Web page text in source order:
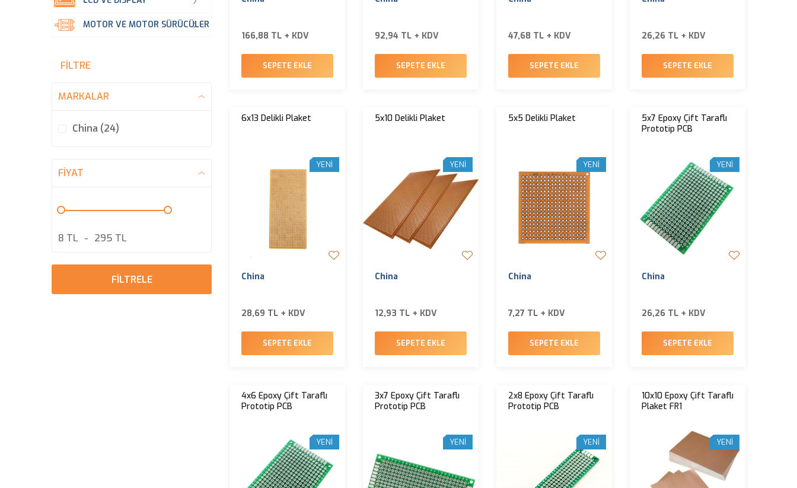
MOTOR VE MOTOR SÜRÜCÜLER
FILTRE
MARKALAR
China (24)
FIYAT
8 TL - 295 TL
FİLTRELE
166,88 TL + KDV
SEPETE EKLE
92,94 TL + KDV
SEPETE EKLE
47,68 TL + KDV
SEPETE EKLE
26,26 TL + KDV
SEPETE EKLE
6x13 Delikli Plaket
YENI
China
28,69 TL + KDV
SEPETE EKLE
5x10 Delikli Plaket
YENI
China
12,93 TL + KDV
SEPETE EKLE
5x5 Delikli Plaket
YENI
China
7,27 TL + KDV
SEPETE EKLE
5x7 Epoxy Çift Taraflı
Prototip PCB
YENI
China
26,26 TL + KDV
SEPETE EKLE
4x6 Epoxy Çift Taraflı
Prototip PCB
YENI
3x7 Epoxy Çift Taraflı
Prototip PCB
YENI
2x8 Epoxy Çift Taraflı
Prototip PCB
YENI
10x10 Epoxy Çift Taraflı
Plaket FR1
YENI